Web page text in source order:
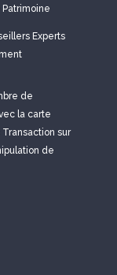
Experts
de
la carte
sur
de